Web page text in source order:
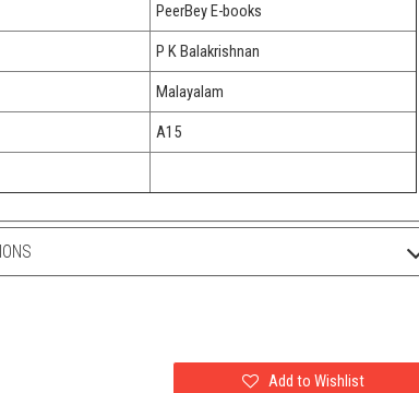
PeerBey E-books
P K Balakrishnan
Malayalam
A15
Add to Wishlist